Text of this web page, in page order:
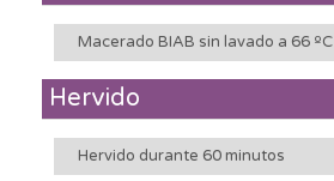
Macerado BIAB sin lavado a 66 ºC
Hervido
Hervido durante 60 minutos